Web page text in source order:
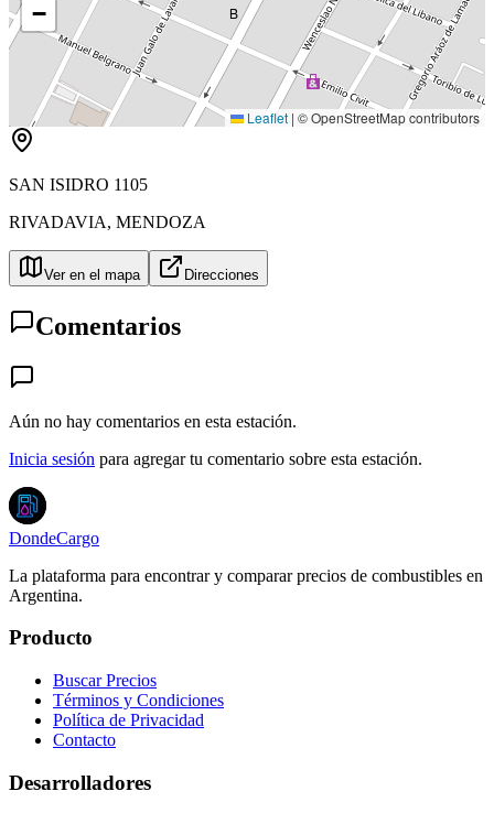
B
−
Leaflet | © OpenStreetMap contributors
SAN ISIDRO 1105
RIVADAVIA, MENDOZA
Ver en el mapa Direcciones
Comentarios
Aún no hay comentarios en esta estación.
Inicia sesión para agregar tu comentario sobre esta estación.
DondeCargo
La plataforma para encontrar y comparar precios de combustibles en
Argentina.
Producto
Buscar Precios
Términos y Condiciones
Política de Privacidad
Contacto
Desarrolladores